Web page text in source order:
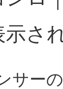
示さ
サー